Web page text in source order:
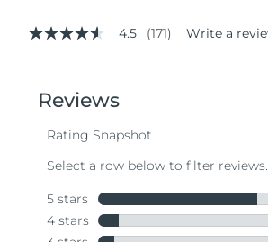
4.5
stars,
average
value.
171
Same
page
link.
4.5 (171) Write a